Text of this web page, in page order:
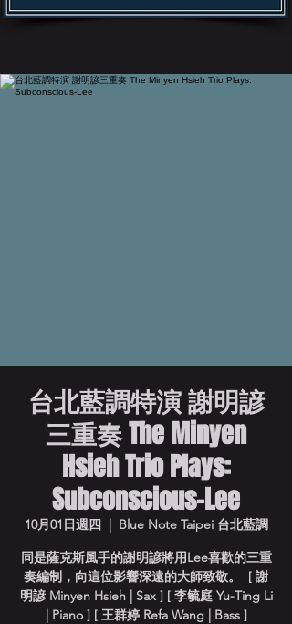
台北藍調特演 謝明諺
三重奏 The Minyen
Hsieh Trio Plays:
Subconscious-Lee
10月01日週四
  |
Blue Note Taipei 台北藍調
同是薩克斯風手的謝明諺將用Lee喜歡的三重
奏編制，向這位影響深遠的大師致敬。 [ 謝
明諺 Minyen Hsieh | Sax ] [ 李毓庭 Yu-Ting Li
| Piano ] [ 王群婷 Refa Wang | Bass ]